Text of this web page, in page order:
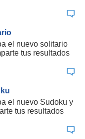
el nuevo solitario
tus resultados
el nuevo Sudoku y
tus resultados